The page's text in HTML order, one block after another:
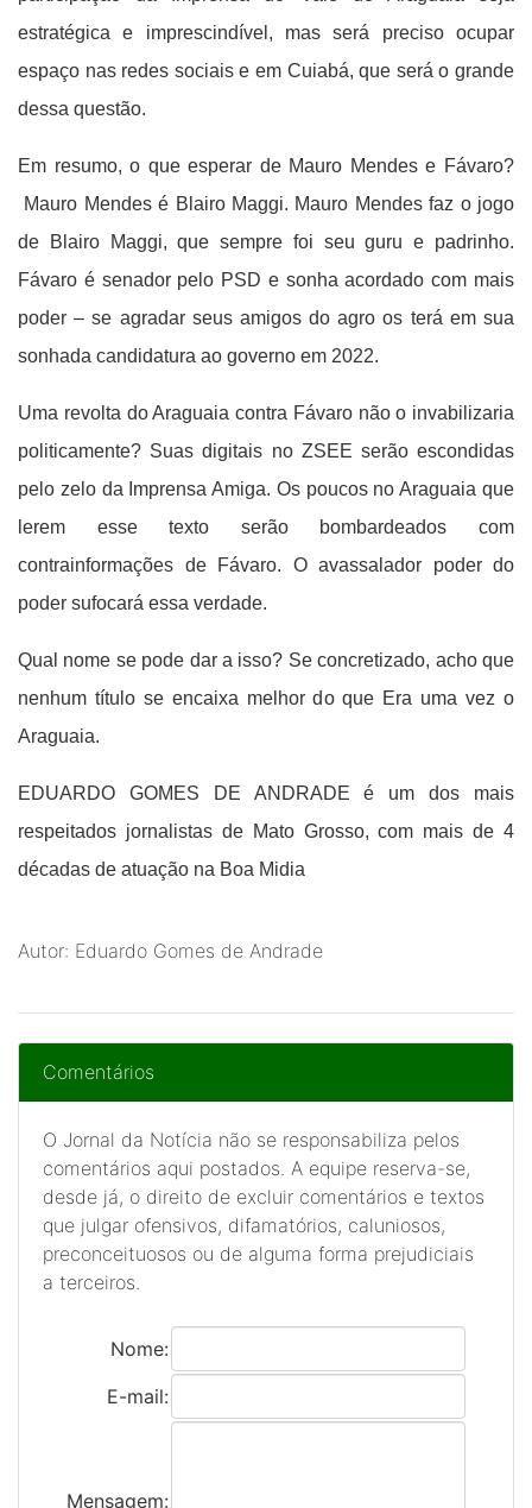
estratégica e imprescindível, mas será preciso ocupar
espaço nas redes sociais e em Cuiabá, que será o grande
dessa questão.
Em resumo, o que esperar de Mauro Mendes e Fávaro?
Mauro Mendes é Blairo Maggi. Mauro Mendes faz o jogo
de Blairo Maggi, que sempre foi seu guru e padrinho.
Fávaro é senador pelo PSD e sonha acordado com mais
poder – se agradar seus amigos do agro os terá em sua
sonhada candidatura ao governo em 2022.
Uma revolta do Araguaia contra Fávaro não o invabilizaria
politicamente? Suas digitais no ZSEE serão escondidas
pelo zelo da Imprensa Amiga. Os poucos no Araguaia que
lerem esse texto serão bombardeados com
contrainformações de Fávaro. O avassalador poder do
poder sufocará essa verdade.
Qual nome se pode dar a isso? Se concretizado, acho que
nenhum título se encaixa melhor do que Era uma vez o
Araguaia.
EDUARDO GOMES DE ANDRADE é um dos mais
respeitados jornalistas de Mato Grosso, com mais de 4
décadas de atuação na Boa Midia
Autor: Eduardo Gomes de Andrade
Comentários
O Jornal da Notícia não se responsabiliza pelos
comentários aqui postados. A equipe reserva-se,
desde já, o direito de excluir comentários e textos
que julgar ofensivos, difamatórios, caluniosos,
preconceituosos ou de alguma forma prejudiciais
a terceiros.
Nome:
E-mail:
Mensagem: